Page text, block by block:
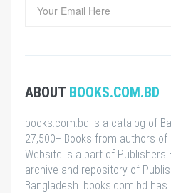
ABOUT BOOKS.COM.BD
books.com.bd is a catalog of
27,500+ Books from authors
Website is a part of Publishers
archive and repository of
Bangladesh. books.com.bd